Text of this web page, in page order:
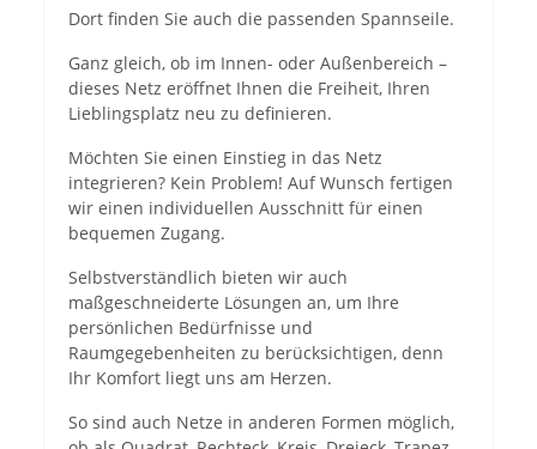
Dort finden Sie auch die passenden Spannseile.
Ganz gleich, ob im Innen- oder Außenbereich –
dieses Netz eröffnet Ihnen die Freiheit, Ihren
Lieblingsplatz neu zu definieren.
Möchten Sie einen Einstieg in das Netz
integrieren? Kein Problem! Auf Wunsch fertigen
wir einen individuellen Ausschnitt für einen
bequemen Zugang.
Selbstverständlich bieten wir auch
maßgeschneiderte Lösungen an, um Ihre
persönlichen Bedürfnisse und
Raumgegebenheiten zu berücksichtigen, denn
Ihr Komfort liegt uns am Herzen.
So sind auch Netze in anderen Formen möglich,